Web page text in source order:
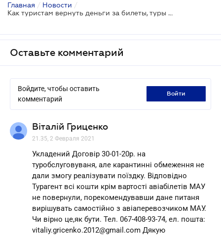
Главная / Новости /
Как туристам вернуть деньги за билеты, туры и брони, отмененные из-за коронавируса
Оставьте комментарий
Войдите, чтобы оставить
комментарий
войти
Віталій Гриценко
21.35, 2 Февраля 2021
Укладений Договір 30-01-20р. на
туробслуговуваня, але карантинні обмеження не
дали змогу реалізувати поїздку. Відповідно
Турагент всі кошти крім вартості авіабілетів МАУ
не повернули, порекомендувавши дане питаня
вирішувать самостійно з авіаперевозчиком МАУ.
Чи вірно це,як бути. Тел. 067-408-93-74, ел. пошта:
vitaliy.gricenko.2012@gmail.com Дякую